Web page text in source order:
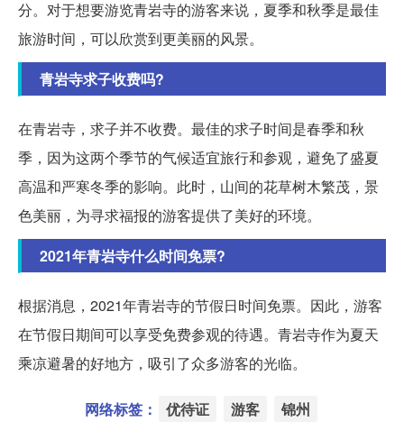
分。对于想要游览青岩寺的游客来说，夏季和秋季是最佳
旅游时间，可以欣赏到更美丽的风景。
青岩寺求子收费吗?
在青岩寺，求子并不收费。最佳的求子时间是春季和秋
季，因为这两个季节的气候适宜旅行和参观，避免了盛夏
高温和严寒冬季的影响。此时，山间的花草树木繁茂，景
色美丽，为寻求福报的游客提供了美好的环境。
2021年青岩寺什么时间免票?
根据消息，2021年青岩寺的节假日时间免票。因此，游客
在节假日期间可以享受免费参观的待遇。青岩寺作为夏天
乘凉避暑的好地方，吸引了众多游客的光临。
网络标签： 优待证 游客 锦州